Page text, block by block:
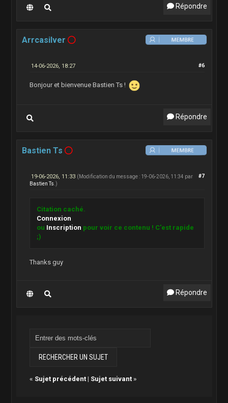
Répondre
Arrcasilver
#6
14-06-2026, 18:27
Bonjour et bienvenue Bastien Ts !
Répondre
Bastien Ts
#7
19-06-2026, 11:33 (Modification du message : 19-06-2026, 11:34 par
Bastien Ts .)
Citation caché.
Connexion
ou Inscription pour voir ce contenu ! C'est rapide
;)
Thanks guy
Répondre
« Sujet précédent| Sujet suivant»